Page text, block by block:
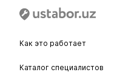
Как это работает
Каталог специалистов